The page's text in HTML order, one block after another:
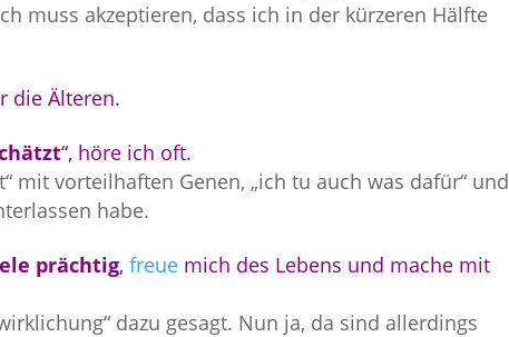
muss akzeptieren, dass ich in der kürzeren Hälfte
die Älteren.
“, höre ich oft.
mit vorteilhaften Genen, „ich tu auch was dafür“ und
habe.
prächtig,freue mich des Lebens und mache mit
dazu gesagt. Nun ja, da sind allerdings